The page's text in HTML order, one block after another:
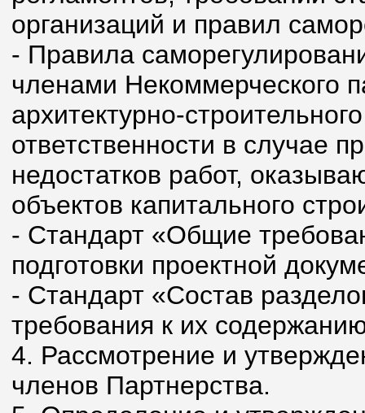
организаций и правил
- Правила
членами Некоммерческого
архитектурно-
ответственности в случае
недостатков работ,
объектов капитального
- Стандарт «Общие
подготовки проектной
- Стандарт «Состав
требования к их
4. Рассмотрение и
членов Партнерства.